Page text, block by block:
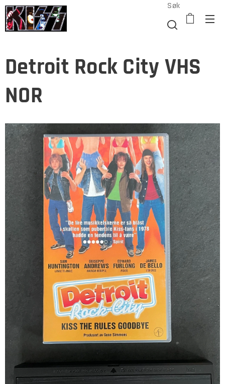
Søk
Detroit Rock City VHS
NOR